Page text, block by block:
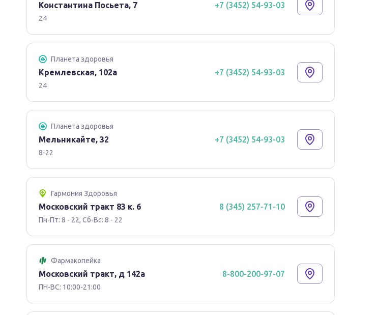
Константина Посьета, 7
24
+7 (3452) 54-93-03
Планета здоровья
Кремлевская, 102а
24
+7 (3452) 54-93-03
Планета здоровья
Мельникайте, 32
8-22
+7 (3452) 54-93-03
Гармония Здоровья
Московский тракт 83 к. 6
Пн-Пт: 8 - 22, Сб-Вс: 8 - 22
8 (345) 257-71-10
Фармакопейка
Московский тракт, д 142а
ПН-ВС: 10:00-21:00
8-800-200-97-07